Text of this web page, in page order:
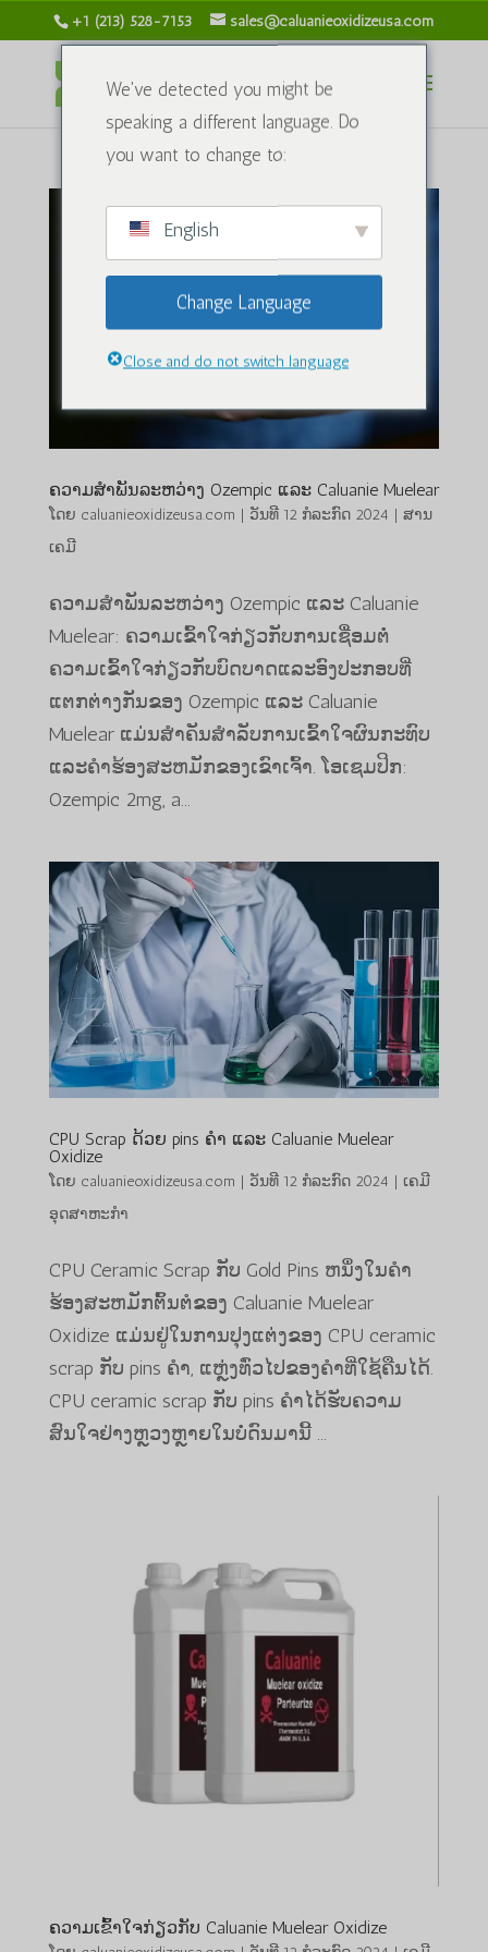
+1 (213) 528-7153 sales@caluanieoxidizeusa.com
ຄວາມສໍາພັນລະຫວ່າງ Ozempic ແລະ Caluanie Muelear
ໂດຍ caluanieoxidizeusa.com | ວັນທີ 12 ກໍລະກົດ 2024 | ສານ
ເຄມີ
ຄວາມສໍາພັນລະຫວ່າງ Ozempic ແລະ Caluanie
Muelear: ຄວາມເຂົ້າໃຈກ່ຽວກັບການເຊື່ອມຕໍ່
ຄວາມເຂົ້າໃຈກ່ຽວກັບບົດບາດແລະອົງປະກອບທີ່
ແຕກຕ່າງກັນຂອງ Ozempic ແລະ Caluanie
Muelear ແມ່ນສໍາຄັນສໍາລັບການເຂົ້າໃຈຜົນກະທົບ
ແລະຄໍາຮ້ອງສະຫມັກຂອງເຂົາເຈົ້າ. ໂອເຊມປິກ:
Ozempic 2mg, a...
CPU Scrap ດ້ວຍ pins ຄໍາ ແລະ Caluanie Muelear
Oxidize
ໂດຍ caluanieoxidizeusa.com | ວັນທີ 12 ກໍລະກົດ 2024 | ເຄມີ
ອຸດສາຫະກໍາ
CPU Ceramic Scrap ກັບ Gold Pins ຫນຶ່ງໃນຄໍາ
ຮ້ອງສະຫມັກຕົ້ນຕໍຂອງ Caluanie Muelear
Oxidize ແມ່ນຢູ່ໃນການປຸງແຕ່ງຂອງ CPU ceramic
scrap ກັບ pins ຄໍາ, ແຫຼ່ງທົ່ວໄປຂອງຄໍາທີ່ໃຊ້ຄືນໄດ້.
CPU ceramic scrap ກັບ pins ຄໍາໄດ້ຮັບຄວາມ
ສົນໃຈຢ່າງຫຼວງຫຼາຍໃນບໍ່ດົນມານີ້ ...
ຄວາມເຂົ້າໃຈກ່ຽວກັບ Caluanie Muelear Oxidize
We've detected you might be
speaking a different language. Do
you want to change to:
English
Change Language
Close and do not switch language